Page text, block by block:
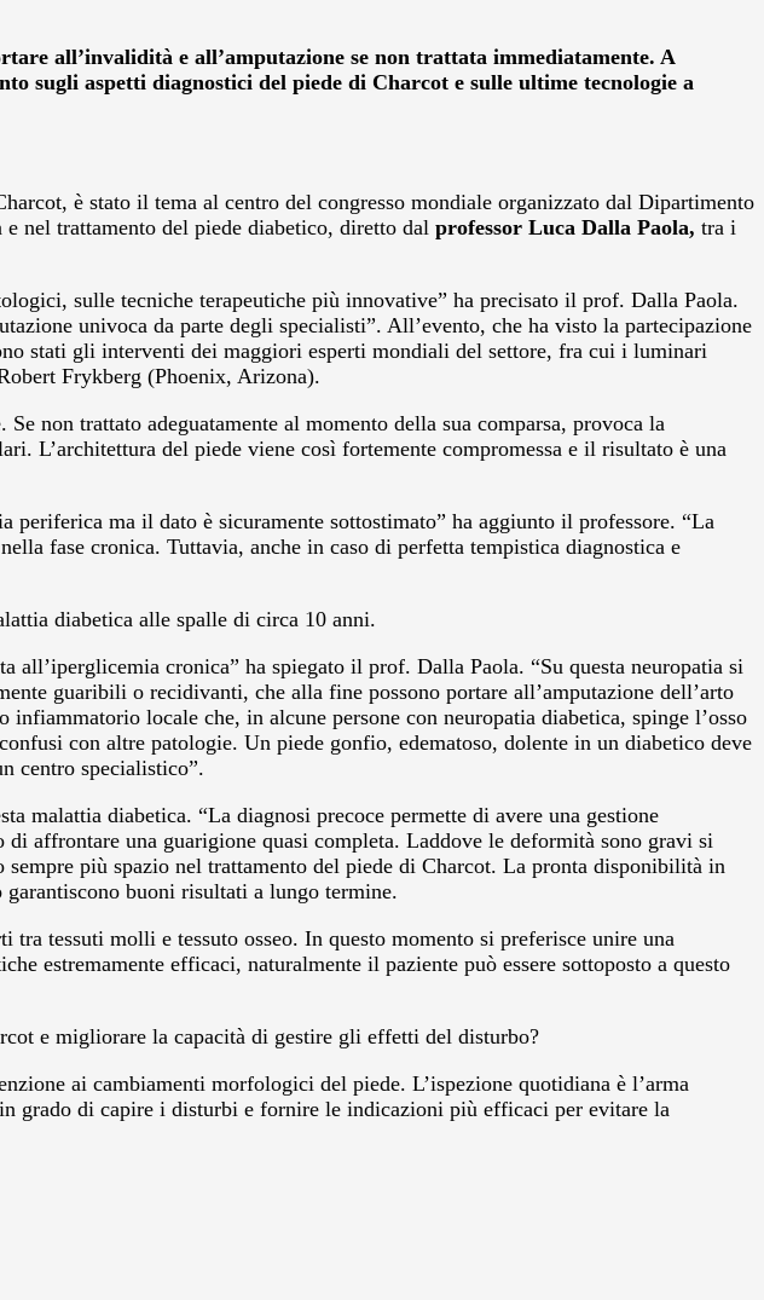
all’invalidità e all’amputazione se non trattata immediatamente. A
sugli aspetti diagnostici del piede di Charcot e sulle ultime tecnologie a
è stato il tema al centro del congresso mondiale organizzato dal Dipartimento
nel trattamento del piede diabetico, diretto dal professor Luca Dalla Paola, tra i
sulle tecniche terapeutiche più innovative” ha precisato il prof. Dalla Paola.
univoca da parte degli specialisti”. All’evento, che ha visto la partecipazione
stati gli interventi dei maggiori esperti mondiali del settore, fra cui i luminari
Frykberg (Phoenix, Arizona).
non trattato adeguatamente al momento della sua comparsa, provoca la
L’architettura del piede viene così fortemente compromessa e il risultato è una
ma il dato è sicuramente sottostimato” ha aggiunto il professore. “La
fase cronica. Tuttavia, anche in caso di perfetta tempistica diagnostica e
diabetica alle spalle di circa 10 anni.
all’iperglicemia cronica” ha spiegato il prof. Dalla Paola. “Su questa neuropatia si
guaribili o recidivanti, che alla fine possono portare all’amputazione dell’arto
locale che, in alcune persone con neuropatia diabetica, spinge l’osso
con altre patologie. Un piede gonfio, edematoso, dolente in un diabetico deve
centro specialistico”.
malattia diabetica. “La diagnosi precoce permette di avere una gestione
affrontare una guarigione quasi completa. Laddove le deformità sono gravi si
più spazio nel trattamento del piede di Charcot. La pronta disponibilità in
buoni risultati a lungo termine.
tessuti molli e tessuto osseo. In questo momento si preferisce unire una
estremamente efficaci, naturalmente il paziente può essere sottoposto a questo
e migliorare la capacità di gestire gli effetti del disturbo?
ai cambiamenti morfologici del piede. L’ispezione quotidiana è l’arma
grado di capire i disturbi e fornire le indicazioni più efficaci per evitare la